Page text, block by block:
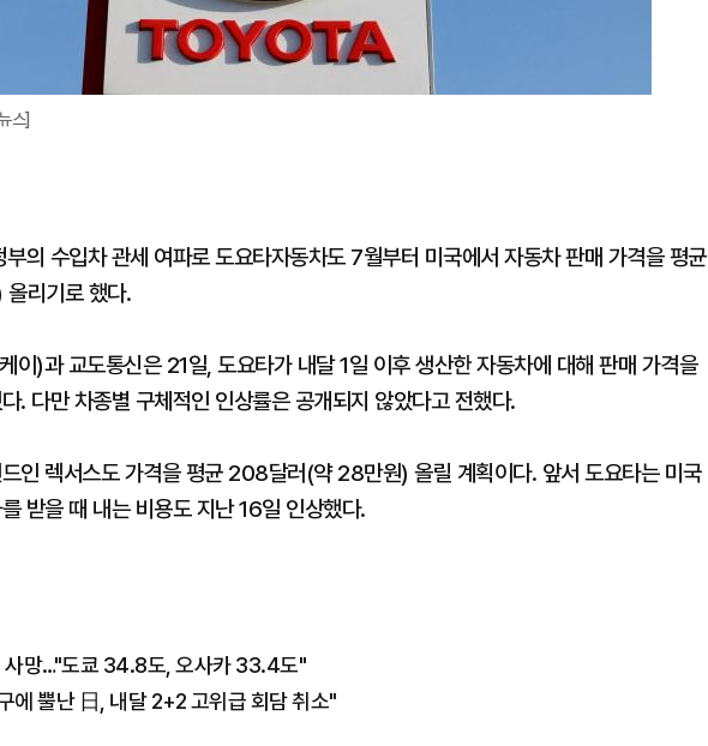
스]
의 수입차 관세 여파로 도요타자동차도 7월부터 미국에서 자동차 판매 가격을 평균
리기로 했다.
이)과 교도통신은 21일, 도요타가 내달 1일 이후 생산한 자동차에 대해 판매 가격을
. 다만 차종별 구체적인 인상률은 공개되지 않았다고 전했다.
인 렉서스도 가격을 평균 208달러(약 28만원) 올릴 계획이다. 앞서 도요타는 미국
받을 때 내는 비용도 지난 16일 인상했다.
사망…"도쿄 34.8도, 오사카 33.4도"
에 뿔난 日, 내달 2+2 고위급 회담 취소"